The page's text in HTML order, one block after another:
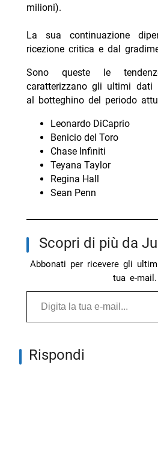
milioni).
La sua continuazione
ricezione critica e dal
Sono queste le
caratterizzano gli ultimi dati
al botteghino del periodo
Leonardo DiCaprio
Benicio del Toro
Chase Infiniti
Teyana Taylor
Regina Hall
Sean Penn
Scopri di più da
Abbonati per ricevere gli
tua e-mail.
Digita la tua e-mail...
Rispondi